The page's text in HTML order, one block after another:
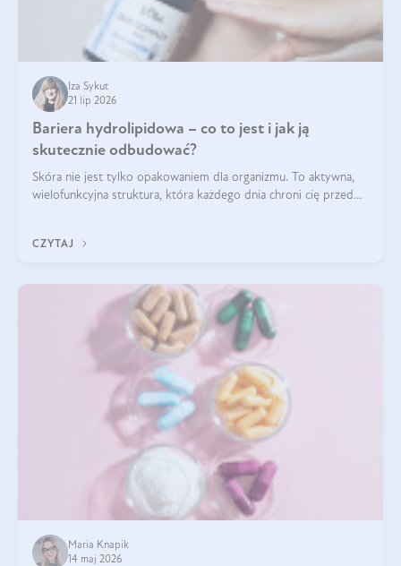
Iza Sykut
21 lip 2026
Bariera hydrolipidowa – co to jest i jak ją
skutecznie odbudować?
Skóra nie jest tylko opakowaniem dla organizmu. To aktywna,
wielofunkcyjna struktura, która każdego dnia chroni cię przed
bariera hydrolipidowa.
CZYTAJ
Maria Knapik
14 maj 2026